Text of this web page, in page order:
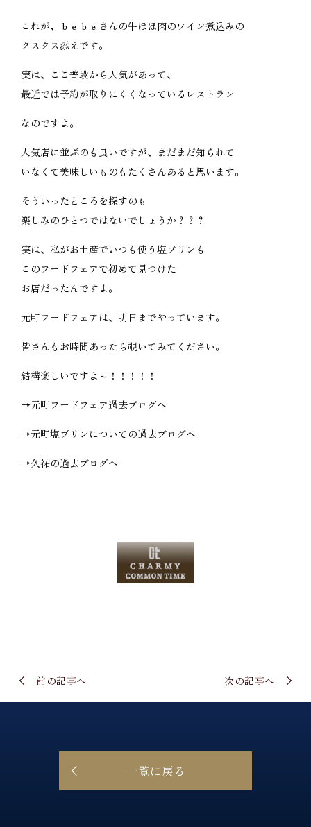
これが、ｂｅｂｅさんの牛ほほ肉のワイン煮込みの
クスクス添えです。
実は、ここ普段から人気があって、
最近では予約が取りにくくなっているレストラン
なのですよ。
人気店に並ぶのも良いですが、まだまだ知られて
いなくて美味しいものもたくさんあると思います。
そういったところを探すのも
楽しみのひとつではないでしょうか？？？
実は、私がお土産でいつも使う塩プリンも
このフードフェアで初めて見つけた
お店だったんですよ。
元町フードフェアは、明日までやっています。
皆さんもお時間あったら覗いてみてください。
結構楽しいですよ～！！！！！
→元町フードフェア過去ブログへ
→元町塩プリンについての過去ブログへ
→久祐の過去ブログへ
前の記事へ 次の記事へ
一覧に戻る